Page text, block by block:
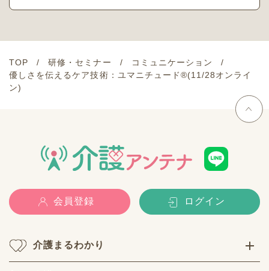
TOP 研修・セミナー
コミュニケーション
優しさを伝えるケア技術：ユマニチュード®(11/28オンライ
ン)
会員登録 ログイン
介護まるわかり